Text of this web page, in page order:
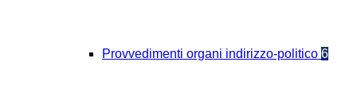
Provvedimenti organi indirizzo-politico 6